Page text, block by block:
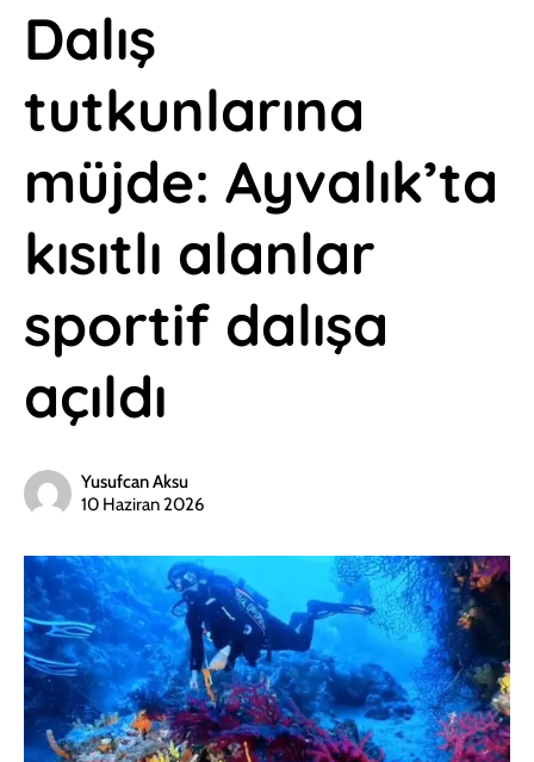
Dalış
tutkunlarına
müjde: Ayvalık’ta
kısıtlı alanlar
sportif dalışa
açıldı
Yusufcan Aksu
10 Haziran 2026